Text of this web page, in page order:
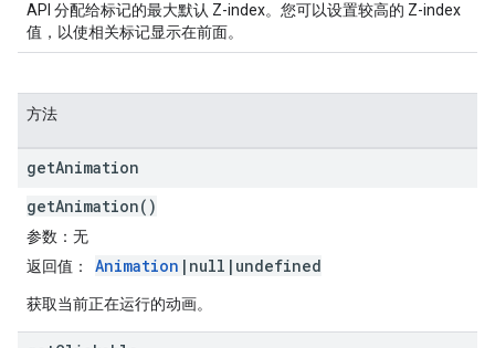
API 分配给标记的最大默认 Z-index。您可以设置较高的 Z-index
值，以使相关标记显示在前面。
方法
getAnimation
getAnimation()
参数 ：无
返回值 ： Animation |null|undefined
获取当前正在运行的动画。